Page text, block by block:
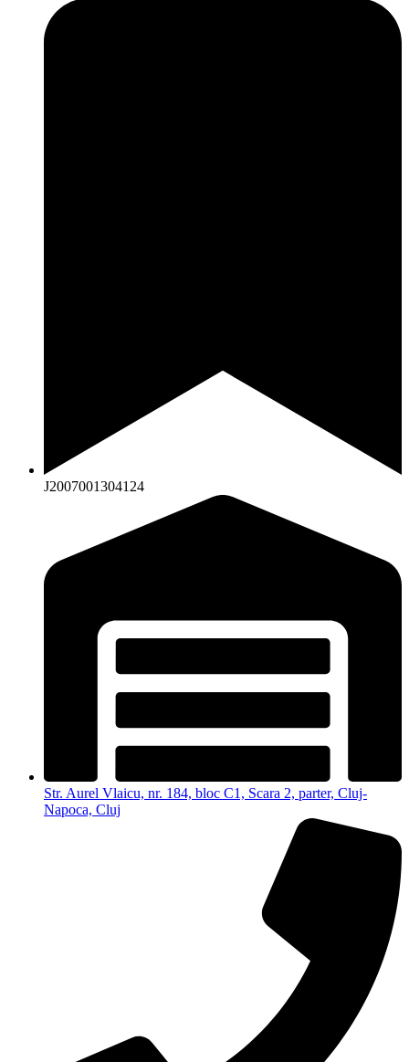
J2007001304124
Str. Aurel Vlaicu, nr. 184, bloc C1, Scara 2, parter, Cluj-
Napoca, Cluj